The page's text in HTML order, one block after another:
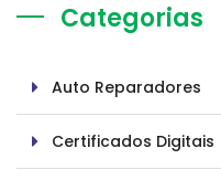
Categorias
Auto Reparadores
Certificados Digitais